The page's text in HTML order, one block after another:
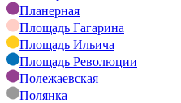
Планерная
Площадь Гагарина
Площадь Ильича
Площадь Революции
Полежаевская
Полянка